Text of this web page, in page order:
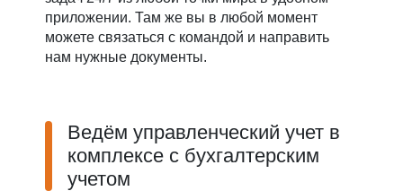
приложении. Там же вы в любой момент
можете связаться с командой и направить
нам нужные документы.
Ведём управленческий учет в
комплексе с бухгалтерским
учетом